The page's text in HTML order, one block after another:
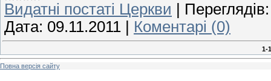
Видатні постаті Церкви
Переглядів:
Дата: 09.11.2011 Коментарі (0)
1-
Повна версія сайту